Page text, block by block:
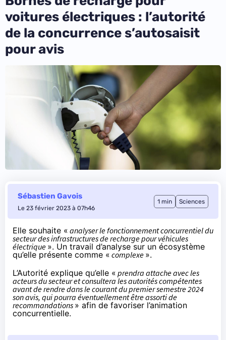
voitures électriques : l’autorité
de la concurrence s’autosaisit
pour avis
Sébastien Gavois
Le 23 février 2023 à 07h46
1 min Sciences
Elle souhaite « analyser le fonctionnement concurrentiel du
secteur des infrastructures de recharge pour véhicules
électrique ». Un travail d’analyse sur un écosystème
qu’elle présente comme « complexe ».
L’Autorité explique qu’elle « prendra attache avec les
acteurs du secteur et consultera les autorités compétentes
avant de rendre dans le courant du premier semestre 2024
son avis, qui pourra éventuellement être assorti de
recommandations » afin de favoriser l’animation
concurrentielle.